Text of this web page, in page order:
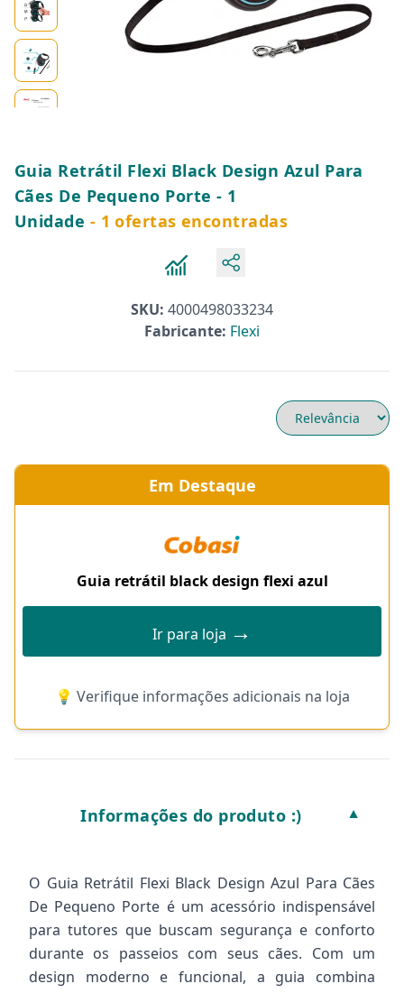
Guia Retrátil Flexi Black Design Azul Para
Cães De Pequeno Porte - 1
Unidade - 1 ofertas encontradas
SKU: 4000498033234
Fabricante: Flexi
Em Destaque
Guia retrátil black design flexi azul
Ir para loja →
💡 Verifique informações adicionais na loja
Informações do produto :) ▼
O Guia Retrátil Flexi Black Design Azul Para Cães
De Pequeno Porte é um acessório indispensável
para tutores que buscam segurança e conforto
durante os passeios com seus cães. Com um
design moderno e funcional, a guia combina